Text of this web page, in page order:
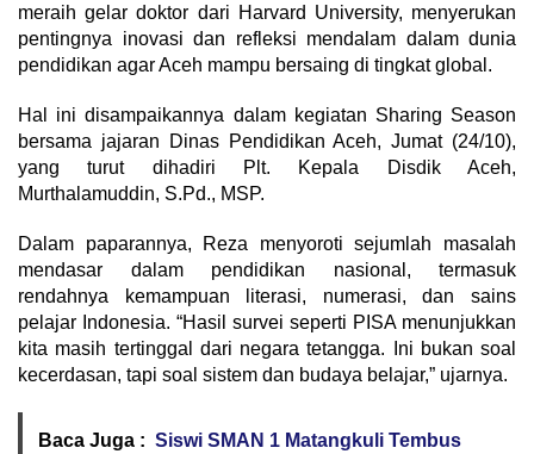
meraih gelar doktor dari Harvard University, menyerukan
pentingnya inovasi dan refleksi mendalam dalam dunia
pendidikan agar Aceh mampu bersaing di tingkat global.
Hal ini disampaikannya dalam kegiatan Sharing Season
bersama jajaran Dinas Pendidikan Aceh, Jumat (24/10),
yang turut dihadiri Plt. Kepala Disdik Aceh,
Murthalamuddin, S.Pd., MSP.
Dalam paparannya, Reza menyoroti sejumlah masalah
mendasar dalam pendidikan nasional, termasuk
rendahnya kemampuan literasi, numerasi, dan sains
pelajar Indonesia. “Hasil survei seperti PISA menunjukkan
kita masih tertinggal dari negara tetangga. Ini bukan soal
kecerdasan, tapi soal sistem dan budaya belajar,” ujarnya.
Baca Juga : Siswi SMAN 1 Matangkuli Tembus